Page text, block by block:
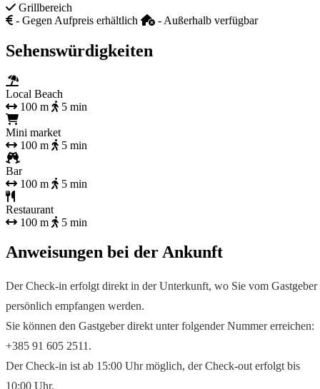
Grillbereich
- Gegen Aufpreis erhältlich
- Außerhalb verfügbar
Sehenswürdigkeiten
Local Beach
100 m
5 min
Mini market
100 m
5 min
Bar
100 m
5 min
Restaurant
100 m
5 min
Anweisungen bei der Ankunft
Der Check-in erfolgt direkt in der Unterkunft, wo Sie vom Gastgeber
persönlich empfangen werden.
Sie können den Gastgeber direkt unter folgender Nummer erreichen:
+385 91 605 2511.
Der Check-in ist ab 15:00 Uhr möglich, der Check-out erfolgt bis
10:00 Uhr.